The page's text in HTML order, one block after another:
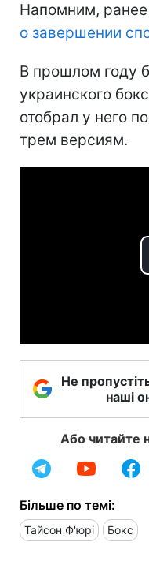
Напомним, ранее
о завершении
В прошлом году
украинского
отобрал у него
трем версиям.
Не
наші
Або читайте
Більше по темі:
Тайсон Ф'юрі Бокс